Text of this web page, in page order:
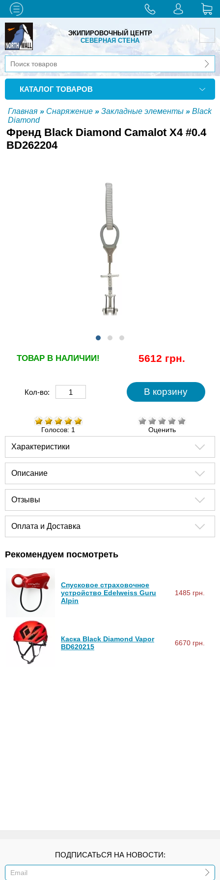
ЭКИПИРОВОЧНЫЙ ЦЕНТР
СЕВЕРНАЯ СТЕНА
КАТАЛОГ ТОВАРОВ
Главная » Снаряжение » Закладные элементы » Black
Diamond
Френд Black Diamond Camalot X4 #0.4
BD262204
ТОВАР В НАЛИЧИИ! 5612 грн.
Кол-во:
Голосов: 1 Оценить
Характеристики
Описание
Отзывы
Оплата и Доставка
Рекомендуем посмотреть
Спусковое страховочное
устройство Edelweiss Guru
Alpin
1485 грн.
Каска Black Diamond Vapor
BD620215
6670 грн.
ПОДПИСАТЬСЯ НА НОВОСТИ: